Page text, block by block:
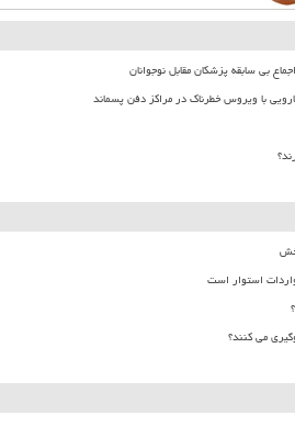
بی سابقه پزشکان مقابل نوجوانان
با ویروس خطرناک در مراکز دفن پسماند
استوار است
می کنند؟